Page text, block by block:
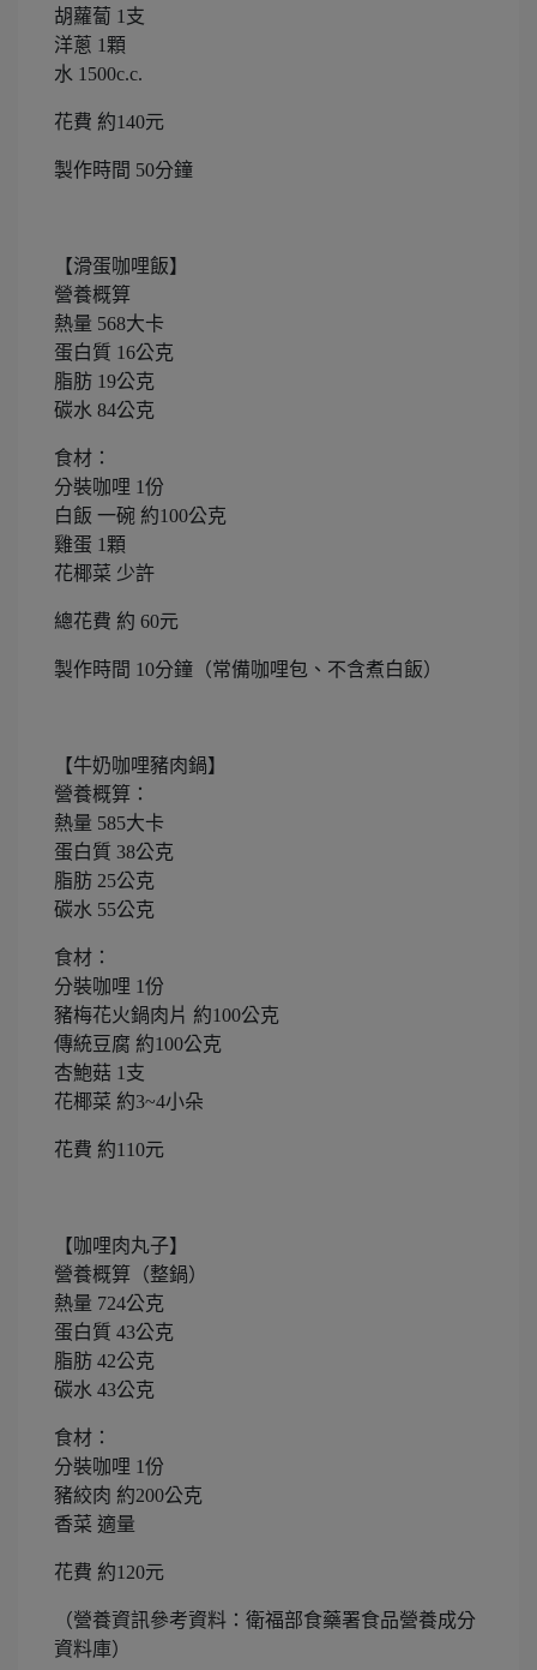
胡蘿蔔 1支
洋蔥 1顆
水 1500c.c.
花費 約140元
製作時間 50分鐘
【滑蛋咖哩飯】
營養概算
熱量 568大卡
蛋白質 16公克
脂肪 19公克
碳水 84公克
食材：
分裝咖哩 1份
白飯 一碗 約100公克
雞蛋 1顆
花椰菜 少許
總花費 約 60元
製作時間 10分鐘（常備咖哩包、不含煮白飯）
【牛奶咖哩豬肉鍋】
營養概算：
熱量 585大卡
蛋白質 38公克
脂肪 25公克
碳水 55公克
食材：
分裝咖哩 1份
豬梅花火鍋肉片 約100公克
傳統豆腐 約100公克
杏鮑菇 1支
花椰菜 約3~4小朵
花費 約110元
【咖哩肉丸子】
營養概算（整鍋）
熱量 724公克
蛋白質 43公克
脂肪 42公克
碳水 43公克
食材：
分裝咖哩 1份
豬絞肉 約200公克
香菜 適量
花費 約120元
（營養資訊參考資料：衛福部食藥署食品營養成分
資料庫）